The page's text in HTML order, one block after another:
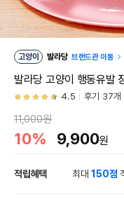
고양이 발라당 브랜드관 이동
발라당 고양이 행동유발
4.5 후기 37개
11,000원
10% 9,900원
적립혜택 최대150점